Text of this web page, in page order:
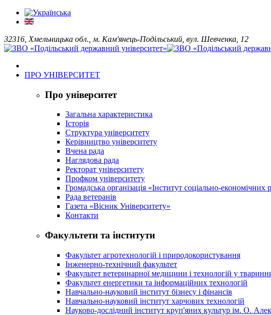
32316, Хмельницька обл., м. Кам'янець-Подільський, вул. Шевченка, 12
ПРО УНІВЕРСИТЕТ
Про університет
Загальна характеристика
Історія
Структура університету
Керівництво університету
Вчена рада
Наглядова рада
Ректорат університету
Профком університету
Громадська організація «Інститут соціально-економічних
Рада ветеранів
Газета «Вісник Університету»
Контакти
Факультети та інститути
Факультет агротехнологій і природокористування
Інженерно-технічний факультет
Факультет ветеринарної медицини і технологій у
Факультет енергетики та інформаційних технологій
Навчально-науковий інститут бізнесу і фінансів
Навчально-науковий інститут харчових технологій
Науково-дослідний інститут круп'яних культур ім. О.